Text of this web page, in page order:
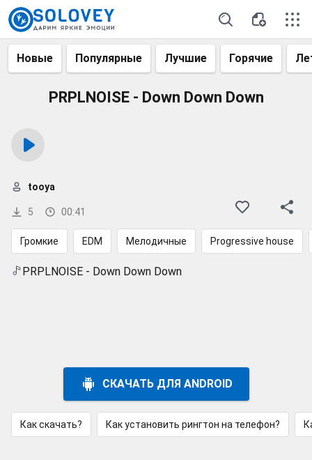
Новые Популярные Лучшие Горячие
PRPLNOISE - Down Down Down
5 00:41
tooya
Громкие EDM Мелодичные Progressive house
PRPLNOISE - Down Down Down
СКАЧАТЬ ДЛЯ ANDROID
Как скачать? Как установить рингтон на телефон?